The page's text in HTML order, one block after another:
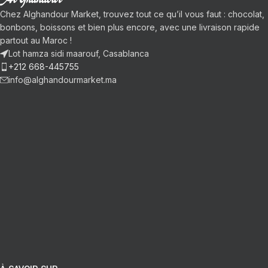
Chez Alghandour Market, trouvez tout ce qu’il vous faut : chocolat,
bonbons, boissons et bien plus encore, avec une livraison rapide
partout au Maroc !
Lot hamza sidi maarouf, Casablanca
+212 668-445755
info@alghandourmarket.ma